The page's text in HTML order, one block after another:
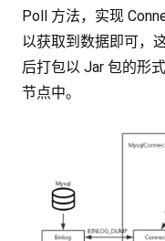
Poll 方法，实现
以获取到数据即可，
后打包以 Jar 包的形
节点中。